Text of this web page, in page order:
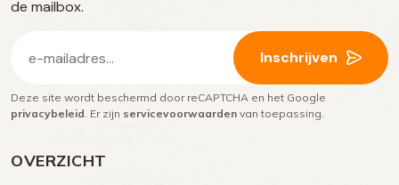
OVERZICHT
media
de mailbox.
mailadres
(Vereist)
Inschrijven
Deze site wordt beschermd door reCAPTCHA en het Google
privacybeleid. Er zijn servicevoorwaarden van toepassing.